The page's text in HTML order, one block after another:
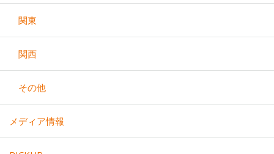
関東
関西
その他
メディア情報